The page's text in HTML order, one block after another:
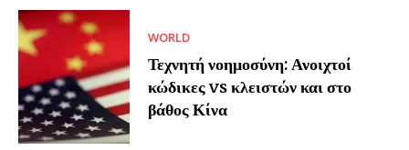
WORLD
Τεχνητή νοημοσύνη: Ανοιχτοί
κώδικες vs κλειστών και στο
βάθος Κίνα